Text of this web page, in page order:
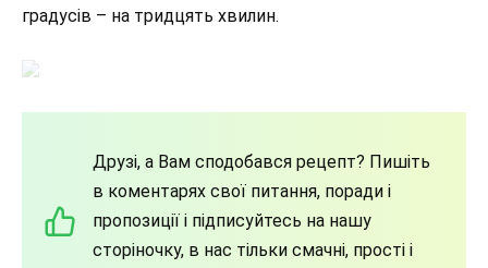
градусів – на тридцять хвилин.
Друзі, а Вам сподобався рецепт? Пишіть
в коментарях свої питання, поради і
пропозиції і підписуйтесь на нашу
сторіночку, в нас тільки смачні, прості і